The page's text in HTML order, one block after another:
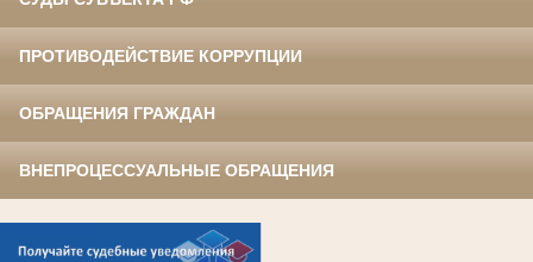
ПРОТИВОДЕЙСТВИЕ КОРРУПЦИИ
ОБРАЩЕНИЯ ГРАЖДАН
ВНЕПРОЦЕССУАЛЬНЫЕ ОБРАЩЕНИЯ